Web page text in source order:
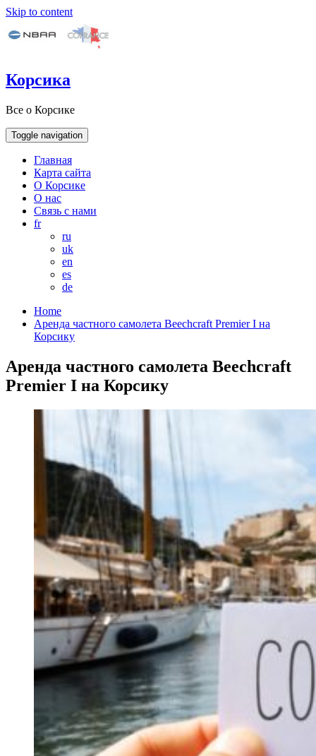
Skip to content
Корсика
Все о Корсике
Toggle navigation
Главная
Карта сайта
О Корсике
О нас
Связь с нами
fr
ru
uk
en
es
de
Home
Аренда частного самолета Beechcraft Premier I на
Корсику
Аренда частного самолета Beechcraft
Premier I на Корсику